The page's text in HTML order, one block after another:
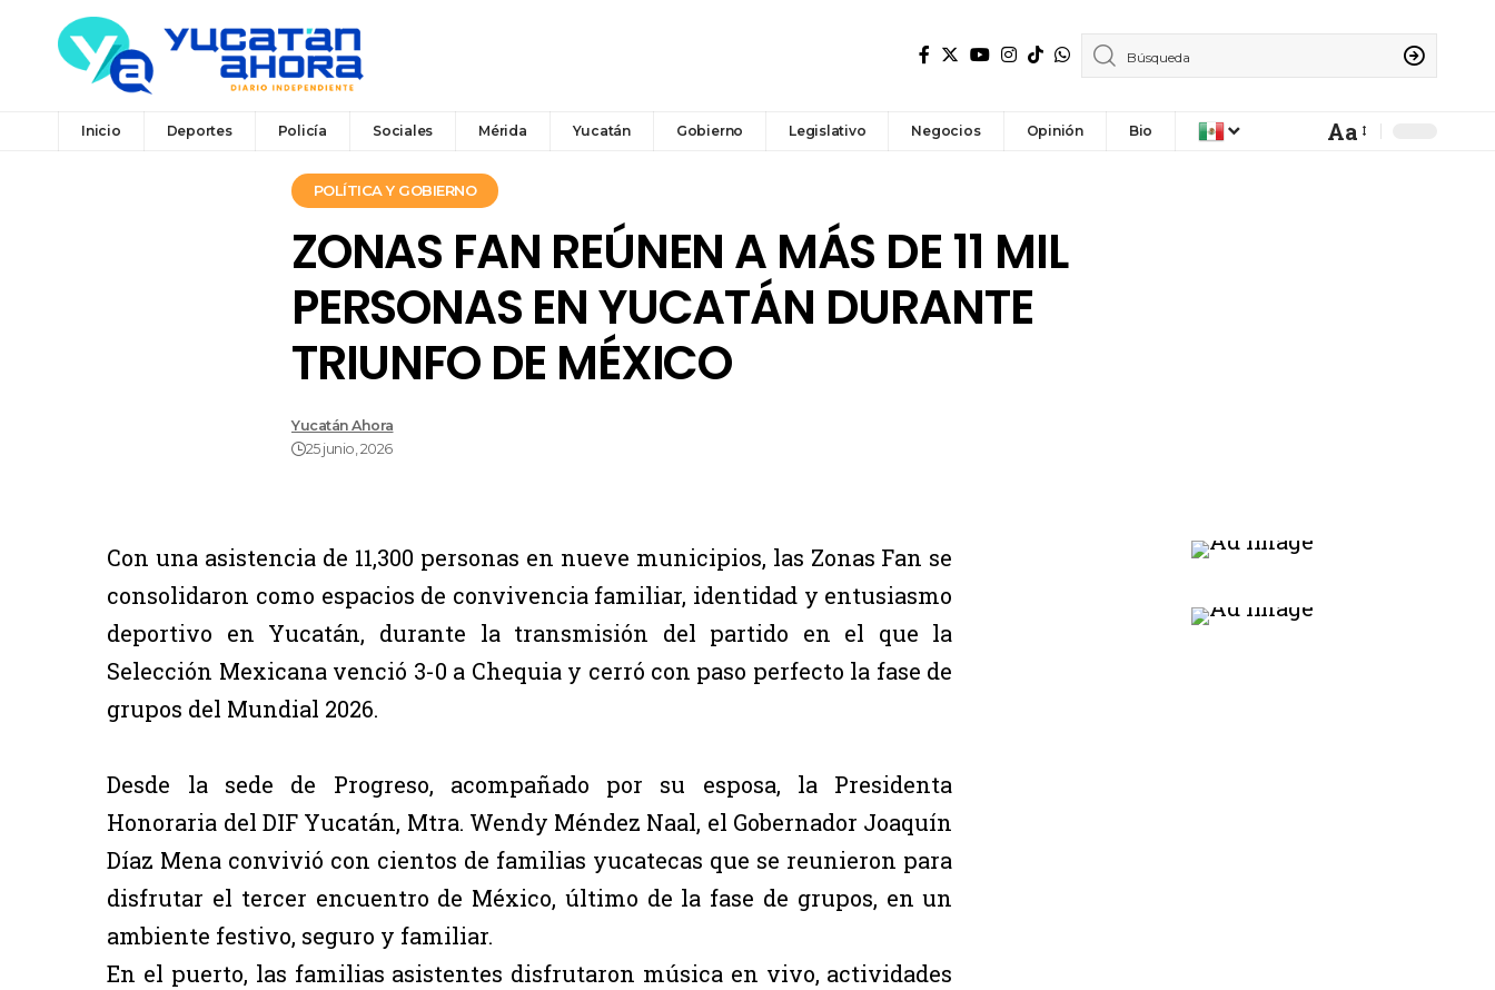
Inicio Deportes Policía Sociales Mérida Yucatán Gobierno Legislativo Negocios Opinión Bio Aa
POLÍTICA Y GOBIERNO
ZONAS FAN REÚNEN A MÁS DE 11 MIL
PERSONAS EN YUCATÁN DURANTE
TRIUNFO DE MÉXICO
Yucatán Ahora
25 junio, 2026
Con una asistencia de 11,300 personas en nueve municipios, las Zonas Fan se
consolidaron como espacios de convivencia familiar, identidad y entusiasmo
deportivo en Yucatán, durante la transmisión del partido en el que la
Selección Mexicana venció 3-0 a Chequia y cerró con paso perfecto la fase de
grupos del Mundial 2026.
Desde la sede de Progreso, acompañado por su esposa, la Presidenta
Honoraria del DIF Yucatán, Mtra. Wendy Méndez Naal, el Gobernador Joaquín
Díaz Mena convivió con cientos de familias yucatecas que se reunieron para
disfrutar el tercer encuentro de México, último de la fase de grupos, en un
ambiente festivo, seguro y familiar.
En el puerto, las familias asistentes disfrutaron música en vivo, actividades